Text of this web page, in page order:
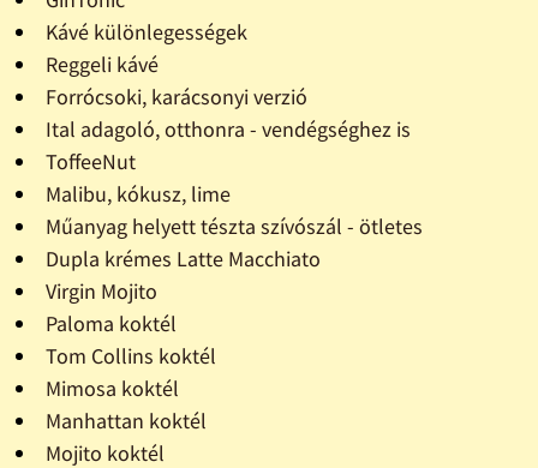
Kávé különlegességek
Reggeli kávé
Forrócsoki, karácsonyi verzió
Ital adagoló, otthonra - vendégséghez is
ToffeeNut
Malibu, kókusz, lime
Műanyag helyett tészta szívószál - ötletes
Dupla krémes Latte Macchiato
Virgin Mojito
Paloma koktél
Tom Collins koktél
Mimosa koktél
Manhattan koktél
Mojito koktél